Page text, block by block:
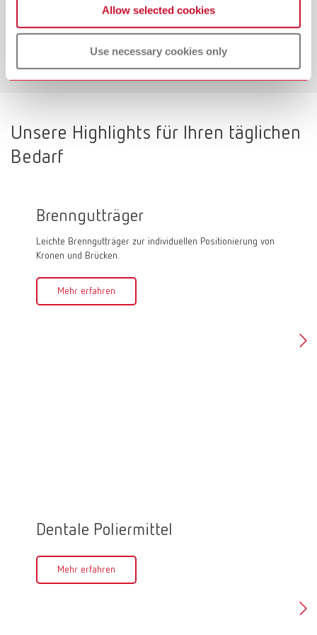
Allow selected cookies
Use necessary cookies only
der Oberflächenbearbeitung spielt.
Zum Blog-Artikel
Unsere Highlights für Ihren täglichen
Bedarf
Brenngutträger
Leichte Brenngutträger zur individuellen Positionierung von
Kronen und Brücken.
Mehr erfahren
Dentale Poliermittel
Mehr erfahren